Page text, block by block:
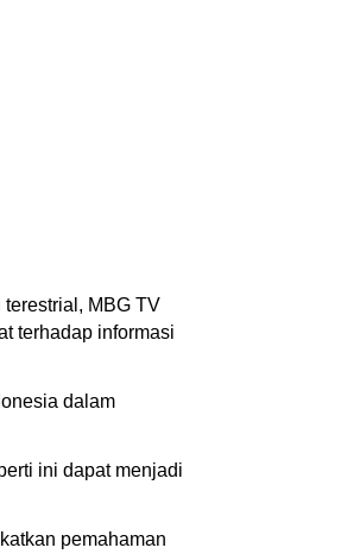
MBG TV
terhadap informasi
dalam
ini dapat menjadi
pemahaman